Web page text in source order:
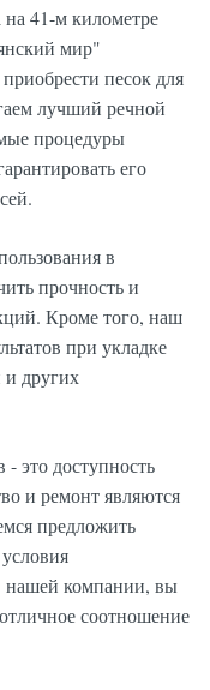
41-м километре
мир"
песок для
лучший речной
процедуры
его
в
прочность и
Кроме того, наш
при укладке
других
это доступность
и ремонт являются
предложить
нашей компании, вы
соотношение